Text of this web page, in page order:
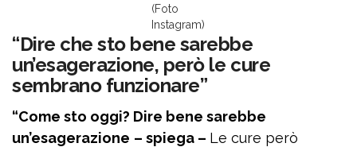
(Foto
Instagram)
“Dire che sto bene sarebbe
un’esagerazione, però le cure
sembrano funzionare”
“Come sto oggi? Dire bene sarebbe
un’esagerazione – spiega – Le cure però